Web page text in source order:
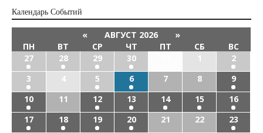
Календарь Cобытий
« АВГУСТ 2026
»
ПН
ВТ СР ЧТ ПТ СБ
ВС
27
28 29 30 1
2
3
4 5 6 7 8
9
10
11 12 13 14 15
16
17
18 19 20 21 22
23